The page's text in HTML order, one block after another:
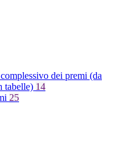
dei premi (da
tabelle) 14
25